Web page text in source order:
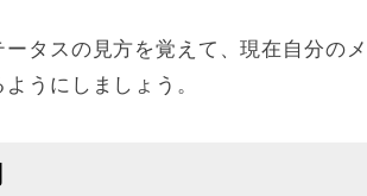
ータスの見方を覚えて、現在自分の
うにしましょう。